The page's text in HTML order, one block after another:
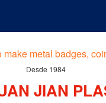
Desde 1984
JIAN